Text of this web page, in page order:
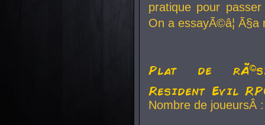
pratique pour
On a essayÃ©â¦
Plat de
Resident Evil
Nombre de